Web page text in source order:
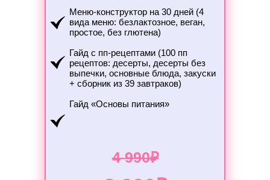
4 990₽
Меню-конструктор на 30 дней (4
вида меню: безлактозное, веган,
простое, без глютена)
Гайд с пп-рецептами (100 пп
рецептов: десерты, десерты без
выпечки, основные блюда, закуски
+ сборник из 39 завтраков)
Гайд «Основы питания»